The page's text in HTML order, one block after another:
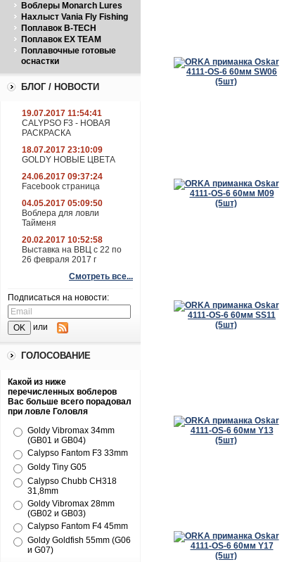
Воблеры Monarch Lures
Нахлыст Vania Fly Fishing
Поплавок B-TECH
Поплавок EX TEAM
Поплавочные готовые
оснастки
БЛОГ / НОВОСТИ
19.07.2017 11:54:41
CALYPSO F3 - НОВАЯ
РАСКРАСКА
18.07.2017 23:10:09
GOLDY НОВЫЕ ЦВЕТА
24.06.2017 09:37:24
Facebook страница
04.05.2017 05:09:50
Воблера для ловли
Тайменя
20.02.2017 10:52:58
Выставка на ВВЦ с 22 по
26 февраля 2017 г
Смотреть все...
Подписаться на новости:
или
ГОЛОСОВАНИЕ
Какой из ниже
перечисленных воблеров
Вас больше всего порадовал
при ловле Головля
Goldy Vibromax 34mm
(GB01 и GB04)
Calypso Fantom F3 33mm
Goldy Tiny G05
Calypso Chubb CH318
31,8mm
Goldy Vibromax 28mm
(GB02 и GB03)
Calypso Fantom F4 45mm
Goldy Goldfish 55mm (G06
и G07)